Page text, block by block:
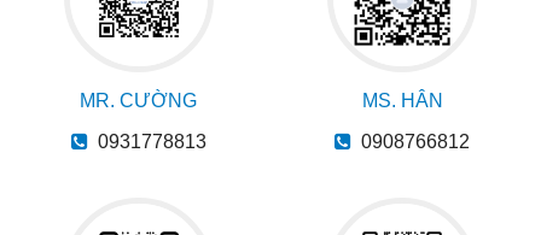
MR. CƯỜNG
0931778813
MS. HÂN
0908766812